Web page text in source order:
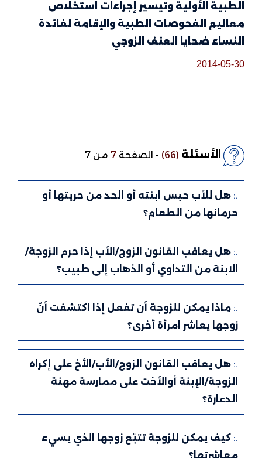
الطبية الأولية وتيسير إجراءات استخلاص
معاليم الفحوصات الطبية والإقامة لفائدة
النساء ضحايا العنف الزوجي
2014-05-30
الأسئلة (66)
-الصفحة7 من 7
هل للأب حبس ابنته أو الحد من حريتها أو
حرمانها من الطعام؟
هل يعاقب القانون الزوج/الأب إذا حرم الزوجة/
الابنة من التداوي أو الذهاب إلى طبيب؟
ماذا يمكن للزوجة أن تفعل إذا اكتشفت أنّ
زوجها يعاشر امرأة أخرى؟
هل يعاقب القانون الزوج/الأب/الأخ على إكراه
الزوجة/الإبنة أوالأخت على ممارسة مهنة
الدعارة؟
كيف يمكن للزوجة تتبّع زوجها الذي يسيء
معاشرتها؟